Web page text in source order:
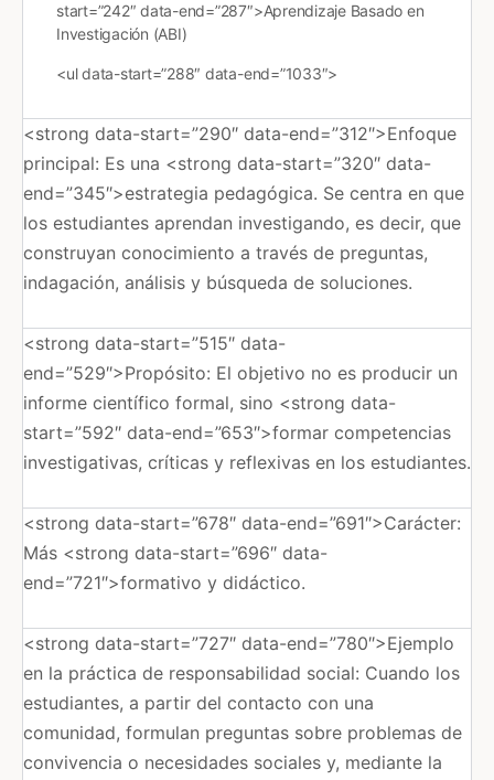
start=”242″ data-end=”287″>Aprendizaje Basado en
Investigación (ABI)
<ul data-start=”288″ data-end=”1033″>
<strong data-start=”290″ data-end=”312″>Enfoque
principal: Es una <strong data-start=”320″ data-
end=”345″>estrategia pedagógica. Se centra en que
los estudiantes aprendan investigando, es decir, que
construyan conocimiento a través de preguntas,
indagación, análisis y búsqueda de soluciones.
<strong data-start=”515″ data-
end=”529″>Propósito: El objetivo no es producir un
informe científico formal, sino <strong data-
start=”592″ data-end=”653″>formar competencias
investigativas, críticas y reflexivas en los estudiantes.
<strong data-start=”678″ data-end=”691″>Carácter:
Más <strong data-start=”696″ data-
end=”721″>formativo y didáctico.
<strong data-start=”727″ data-end=”780″>Ejemplo
en la práctica de responsabilidad social: Cuando los
estudiantes, a partir del contacto con una
comunidad, formulan preguntas sobre problemas de
convivencia o necesidades sociales y, mediante la